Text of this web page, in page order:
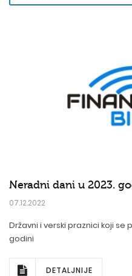
Neradni dani u 2023.
07.12.2022
Državni i verski praznici koji se
godini
DETALJNIJE